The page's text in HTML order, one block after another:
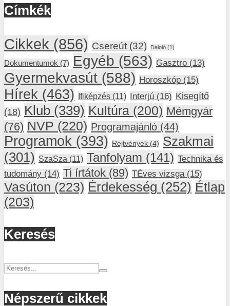
Címkék
Cikkek (856) Csereút (32) Daloló (1)
Dokumentumok (7) Egyéb (563) Gasztro (13)
Gyermekvasút (588) Horoszkóp (15)
Hírek (463) Ifiképzés (11) Interjú (16) Kisegítő
(18) Klub (339) Kultúra (200) Mémgyár
(76) NVP (220) Programajánló (44)
Programok (393) Rejtvények (4) Szakmai
(301) SzaSza (11) Tanfolyam (141) Technika és
tudomány (14) Ti írtátok (89) TÉves vizsga(15)
Vasúton (223) Érdekesség (252) Étlap
(203)
Keresés
Népszerű cikkek